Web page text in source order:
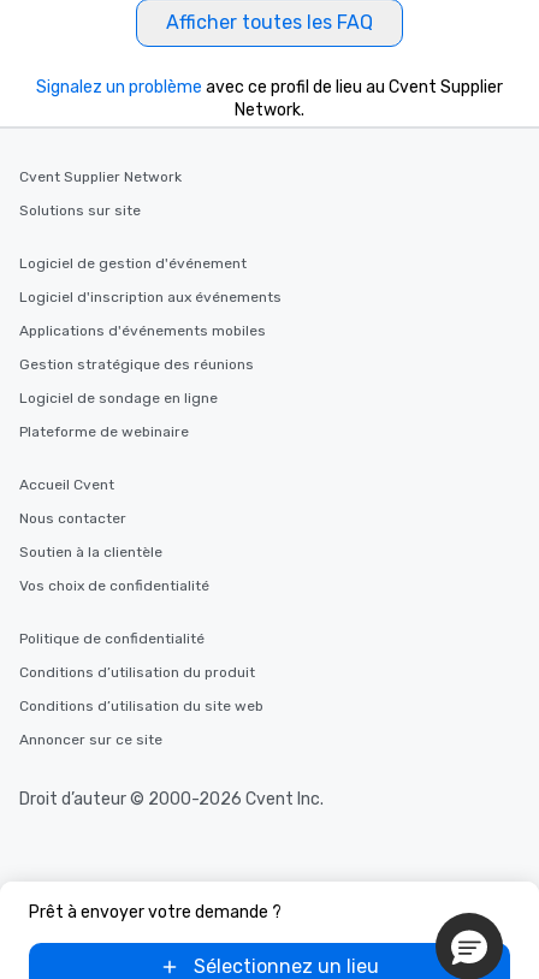
Our tours offer an exquisite feast plus
entertainment. All tours include a
who leads the group on a walking tour,
offering engaging tidbits and
ensuring there is never a dull moment.
experiences offer the ability to enjoy
several renowned restaurants in one
discovered otherwise on your own or
at a typical corporate dinner. We offer
selected dishes are curated to our
high standards to ensure they will
delight any palate. Tours Available
group experience, booking flexibility is
business hours or early evening right
after work, we can coordinate with
You Like Along with flexible
Tours also provides a range of tour
Afficher toutes les FAQ
Prêt à envoyer votre demande ?
Sélectionnez un lieu
Signalez un problème avec ce profil de lieu au Cvent Supplier
Network.
Cvent Supplier Network
Solutions sur site
Logiciel de gestion d'événement
Logiciel d'inscription aux événements
Applications d'événements mobiles
Gestion stratégique des réunions
Logiciel de sondage en ligne
Plateforme de webinaire
Accueil Cvent
Nous contacter
Soutien à la clientèle
Vos choix de confidentialité
Politique de confidentialité
Conditions d’utilisation du produit
Conditions d’utilisation du site web
Annoncer sur ce site
Droit d’auteur © 2000-2026 Cvent Inc.